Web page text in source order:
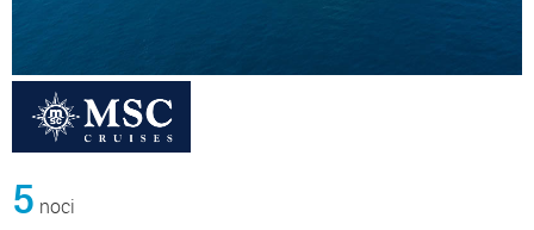
5 noci